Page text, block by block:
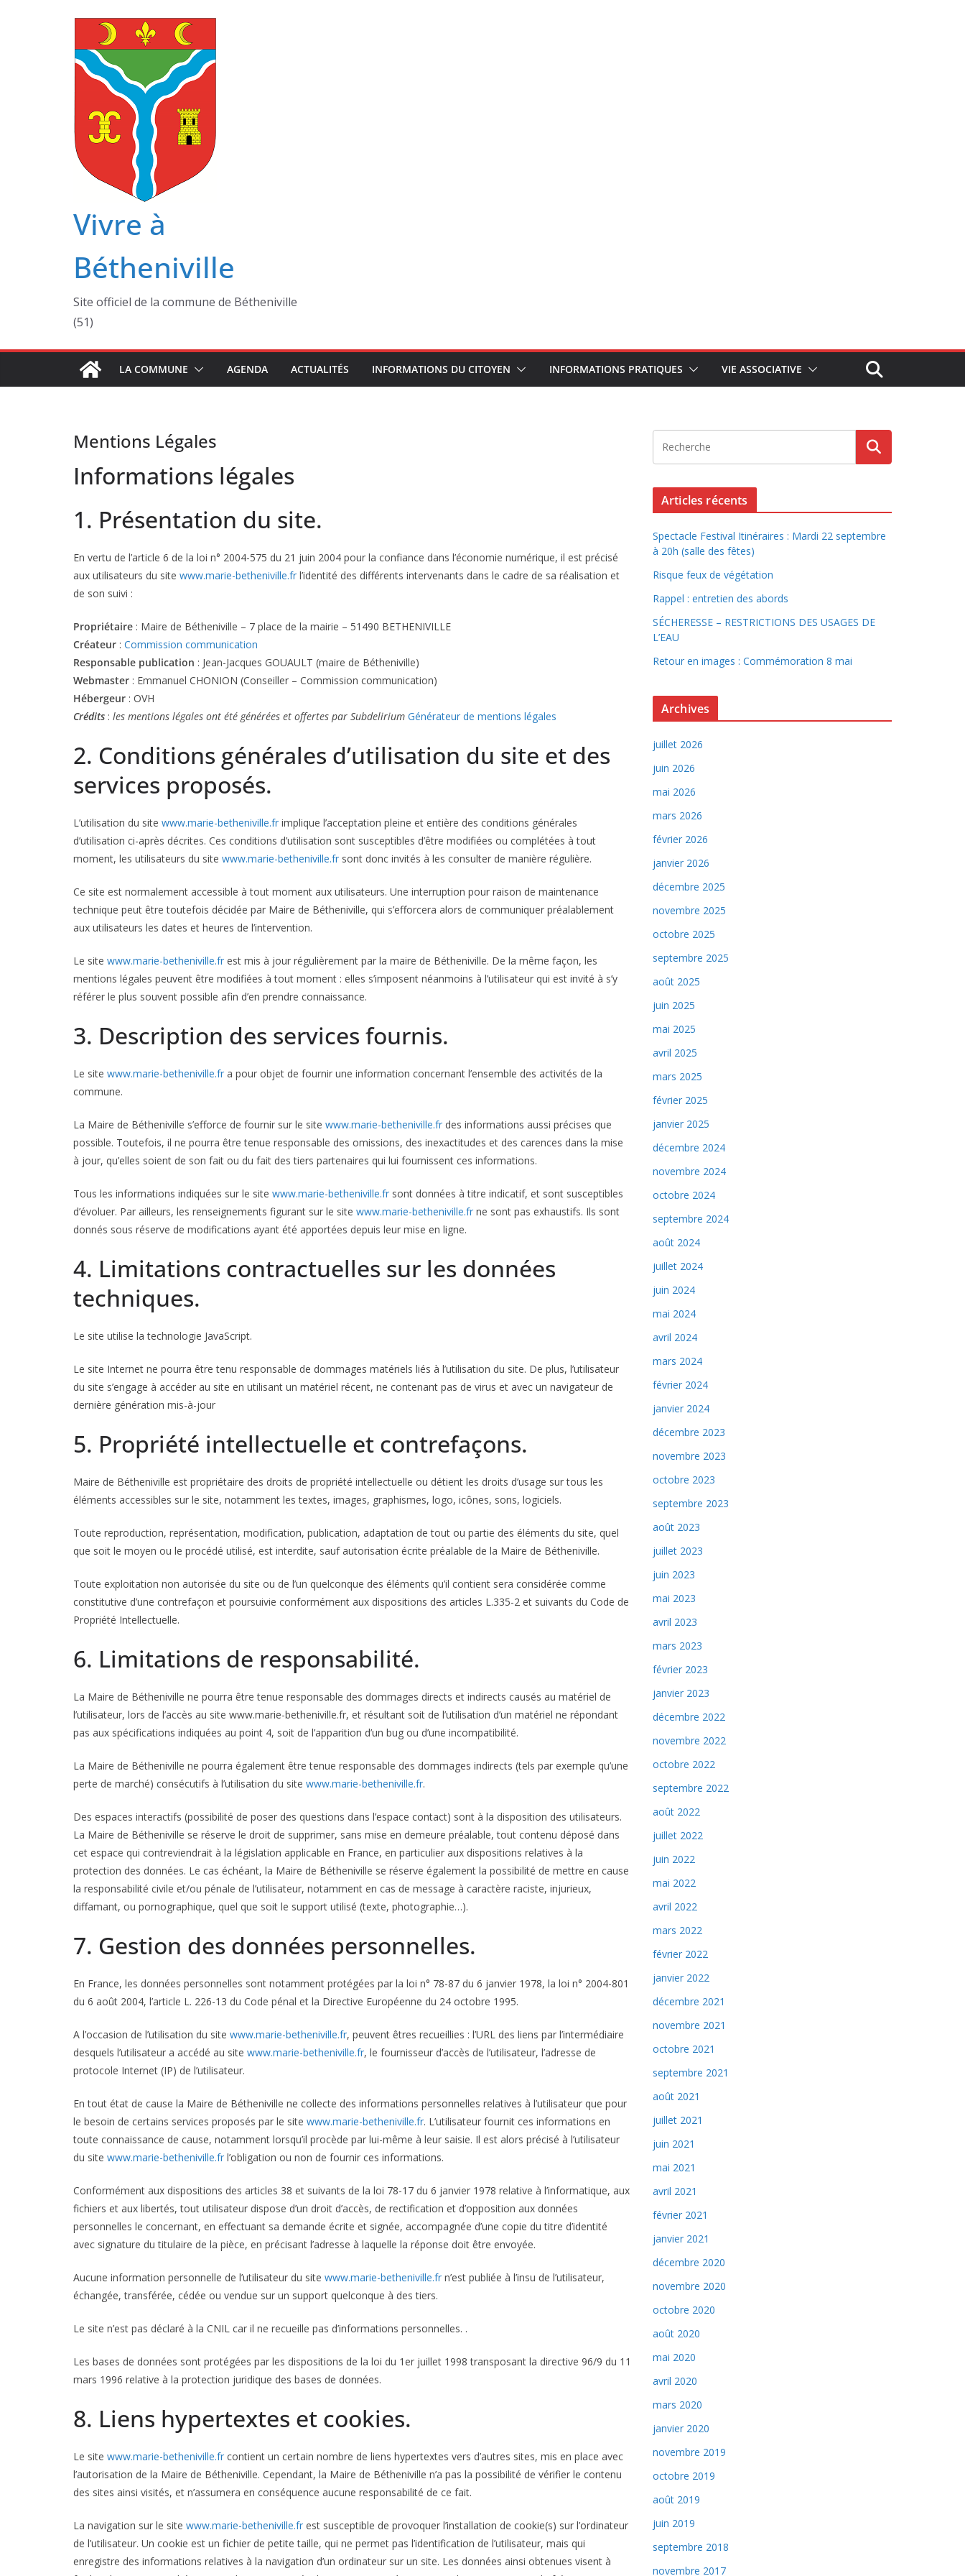
Vivre à
Bétheniville
Site officiel de la commune de Bétheniville
(51)
LA COMMUNE AGENDA ACTUALITÉS INFORMATIONS DU CITOYEN INFORMATIONS PRATIQUES VIE ASSOCIATIVE
Mentions Légales
Informations légales
1. Présentation du site.
En vertu de l’article 6 de la loi n° 2004-575 du 21 juin 2004 pour la confiance dans l’économie numérique, il est précisé
aux utilisateurs du site www.marie-betheniville.fr l’identité des différents intervenants dans le cadre de sa réalisation et
de son suivi :
Propriétaire : Maire de Bétheniville – 7 place de la mairie – 51490 BETHENIVILLE
Créateur : Commission communication
Responsable publication : Jean-Jacques GOUAULT (maire de Bétheniville)
Webmaster : Emmanuel CHONION (Conseiller – Commission communication)
Hébergeur : OVH
Crédits : les mentions légales ont été générées et offertes par Subdelirium Générateur de mentions légales
2. Conditions générales d’utilisation du site et des
services proposés.
L’utilisation du site www.marie-betheniville.fr implique l’acceptation pleine et entière des conditions générales
d’utilisation ci-après décrites. Ces conditions d’utilisation sont susceptibles d’être modifiées ou complétées à tout
moment, les utilisateurs du site www.marie-betheniville.fr sont donc invités à les consulter de manière régulière.
Ce site est normalement accessible à tout moment aux utilisateurs. Une interruption pour raison de maintenance
technique peut être toutefois décidée par Maire de Bétheniville, qui s’efforcera alors de communiquer préalablement
aux utilisateurs les dates et heures de l’intervention.
Le site www.marie-betheniville.fr est mis à jour régulièrement par la maire de Bétheniville. De la même façon, les
mentions légales peuvent être modifiées à tout moment : elles s’imposent néanmoins à l’utilisateur qui est invité à s’y
référer le plus souvent possible afin d’en prendre connaissance.
3. Description des services fournis.
Le site www.marie-betheniville.fr a pour objet de fournir une information concernant l’ensemble des activités de la
commune.
La Maire de Bétheniville s’efforce de fournir sur le site www.marie-betheniville.fr des informations aussi précises que
possible. Toutefois, il ne pourra être tenue responsable des omissions, des inexactitudes et des carences dans la mise
à jour, qu’elles soient de son fait ou du fait des tiers partenaires qui lui fournissent ces informations.
Tous les informations indiquées sur le site www.marie-betheniville.fr sont données à titre indicatif, et sont susceptibles
d’évoluer. Par ailleurs, les renseignements figurant sur le site www.marie-betheniville.fr ne sont pas exhaustifs. Ils sont
donnés sous réserve de modifications ayant été apportées depuis leur mise en ligne.
4. Limitations contractuelles sur les données
techniques.
Le site utilise la technologie JavaScript.
Le site Internet ne pourra être tenu responsable de dommages matériels liés à l’utilisation du site. De plus, l’utilisateur
du site s’engage à accéder au site en utilisant un matériel récent, ne contenant pas de virus et avec un navigateur de
dernière génération mis-à-jour
5. Propriété intellectuelle et contrefaçons.
Maire de Bétheniville est propriétaire des droits de propriété intellectuelle ou détient les droits d’usage sur tous les
éléments accessibles sur le site, notamment les textes, images, graphismes, logo, icônes, sons, logiciels.
Toute reproduction, représentation, modification, publication, adaptation de tout ou partie des éléments du site, quel
que soit le moyen ou le procédé utilisé, est interdite, sauf autorisation écrite préalable de la Maire de Bétheniville.
Toute exploitation non autorisée du site ou de l’un quelconque des éléments qu’il contient sera considérée comme
constitutive d’une contrefaçon et poursuivie conformément aux dispositions des articles L.335-2 et suivants du Code de
Propriété Intellectuelle.
6. Limitations de responsabilité.
La Maire de Bétheniville ne pourra être tenue responsable des dommages directs et indirects causés au matériel de
l’utilisateur, lors de l’accès au site www.marie-betheniville.fr, et résultant soit de l’utilisation d’un matériel ne répondant
pas aux spécifications indiquées au point 4, soit de l’apparition d’un bug ou d’une incompatibilité.
La Maire de Bétheniville ne pourra également être tenue responsable des dommages indirects (tels par exemple qu’une
perte de marché) consécutifs à l’utilisation du site www.marie-betheniville.fr.
Des espaces interactifs (possibilité de poser des questions dans l’espace contact) sont à la disposition des utilisateurs.
La Maire de Bétheniville se réserve le droit de supprimer, sans mise en demeure préalable, tout contenu déposé dans
cet espace qui contreviendrait à la législation applicable en France, en particulier aux dispositions relatives à la
protection des données. Le cas échéant, la Maire de Bétheniville se réserve également la possibilité de mettre en cause
la responsabilité civile et/ou pénale de l’utilisateur, notamment en cas de message à caractère raciste, injurieux,
diffamant, ou pornographique, quel que soit le support utilisé (texte, photographie…).
7. Gestion des données personnelles.
En France, les données personnelles sont notamment protégées par la loi n° 78-87 du 6 janvier 1978, la loi n° 2004-801
du 6 août 2004, l’article L. 226-13 du Code pénal et la Directive Européenne du 24 octobre 1995.
A l’occasion de l’utilisation du site www.marie-betheniville.fr, peuvent êtres recueillies : l’URL des liens par l’intermédiaire
desquels l’utilisateur a accédé au site www.marie-betheniville.fr, le fournisseur d’accès de l’utilisateur, l’adresse de
protocole Internet (IP) de l’utilisateur.
En tout état de cause la Maire de Bétheniville ne collecte des informations personnelles relatives à l’utilisateur que pour
le besoin de certains services proposés par le site www.marie-betheniville.fr. L’utilisateur fournit ces informations en
toute connaissance de cause, notamment lorsqu’il procède par lui-même à leur saisie. Il est alors précisé à l’utilisateur
du site www.marie-betheniville.fr l’obligation ou non de fournir ces informations.
Conformément aux dispositions des articles 38 et suivants de la loi 78-17 du 6 janvier 1978 relative à l’informatique, aux
fichiers et aux libertés, tout utilisateur dispose d’un droit d’accès, de rectification et d’opposition aux données
personnelles le concernant, en effectuant sa demande écrite et signée, accompagnée d’une copie du titre d’identité
avec signature du titulaire de la pièce, en précisant l’adresse à laquelle la réponse doit être envoyée.
Aucune information personnelle de l’utilisateur du site www.marie-betheniville.fr n’est publiée à l’insu de l’utilisateur,
échangée, transférée, cédée ou vendue sur un support quelconque à des tiers.
Le site n’est pas déclaré à la CNIL car il ne recueille pas d’informations personnelles. .
Les bases de données sont protégées par les dispositions de la loi du 1er juillet 1998 transposant la directive 96/9 du 11
mars 1996 relative à la protection juridique des bases de données.
8. Liens hypertextes et cookies.
Le site www.marie-betheniville.fr contient un certain nombre de liens hypertextes vers d’autres sites, mis en place avec
l’autorisation de la Maire de Bétheniville. Cependant, la Maire de Bétheniville n’a pas la possibilité de vérifier le contenu
des sites ainsi visités, et n’assumera en conséquence aucune responsabilité de ce fait.
La navigation sur le site www.marie-betheniville.fr est susceptible de provoquer l’installation de cookie(s) sur l’ordinateur
de l’utilisateur. Un cookie est un fichier de petite taille, qui ne permet pas l’identification de l’utilisateur, mais qui
enregistre des informations relatives à la navigation d’un ordinateur sur un site. Les données ainsi obtenues visent à
Articles récents
Spectacle Festival Itinéraires : Mardi 22 septembre
à 20h (salle des fêtes)
Risque feux de végétation
Rappel : entretien des abords
SÉCHERESSE – RESTRICTIONS DES USAGES DE
L’EAU
Retour en images : Commémoration 8 mai
Archives
juillet 2026
juin 2026
mai 2026
mars 2026
février 2026
janvier 2026
décembre 2025
novembre 2025
octobre 2025
septembre 2025
août 2025
juin 2025
mai 2025
avril 2025
mars 2025
février 2025
janvier 2025
décembre 2024
novembre 2024
octobre 2024
septembre 2024
août 2024
juillet 2024
juin 2024
mai 2024
avril 2024
mars 2024
février 2024
janvier 2024
décembre 2023
novembre 2023
octobre 2023
septembre 2023
août 2023
juillet 2023
juin 2023
mai 2023
avril 2023
mars 2023
février 2023
janvier 2023
décembre 2022
novembre 2022
octobre 2022
septembre 2022
août 2022
juillet 2022
juin 2022
mai 2022
avril 2022
mars 2022
février 2022
janvier 2022
décembre 2021
novembre 2021
octobre 2021
septembre 2021
août 2021
juillet 2021
juin 2021
mai 2021
avril 2021
février 2021
janvier 2021
décembre 2020
novembre 2020
octobre 2020
août 2020
mai 2020
avril 2020
mars 2020
janvier 2020
novembre 2019
octobre 2019
août 2019
juin 2019
septembre 2018
novembre 2017